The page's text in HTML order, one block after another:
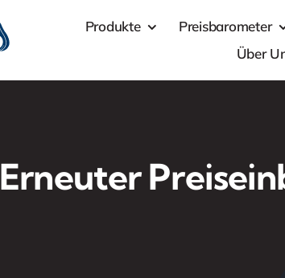
Produkte Preisbarometer
Über
Erneuter